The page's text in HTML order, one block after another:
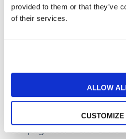
provided to them or that they’ve
of their services.
ALLOW
CUSTOMIZE
Quello che non mi
artisti POCO
scimmiottano i canoni
(non solo rap, anche
breakdance) pur non
risultando così agli occhi
dei pagliacci e che si